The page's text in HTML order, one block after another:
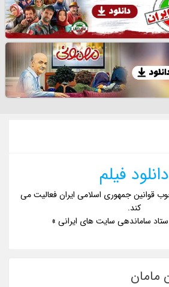
دانلود فیلم
قوانین جمهوری اسلامی ایران فعالیت می
کند.
ساماندهی سایت های ایرانی »
مامان